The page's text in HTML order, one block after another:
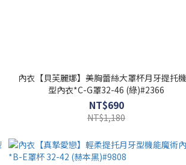
內衣【貝芙麗娜】美胸蕾絲大罩杯月牙提托
型內衣*C-G罩32-46 (綠)#2366
NT$690
NT$1,180